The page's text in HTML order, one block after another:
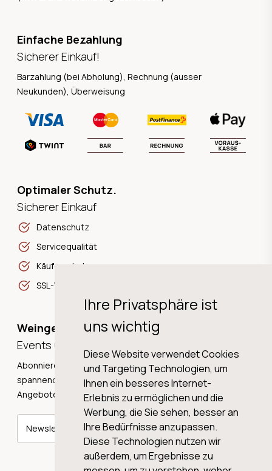
Ihre Privatsphäre ist
uns wichtig
Diese Website verwendet Cookies
und Targeting Technologien, um
Ihnen ein besseres Internet-
Erlebnis zu ermöglichen und die
Werbung, die Sie sehen, besser an
Ihre Bedürfnisse anzupassen.
Diese Technologien nutzen wir
außerdem, um Ergebnisse zu
Einfache Bezahlung
Sicherer Einkauf!
Barzahlung (bei Abholung), Rechnung (ausser
Neukunden), Überweisung
Optimaler Schutz.
Sicherer Einkauf
Datenschutz
Servicequalität
Käuferschutz
SSL-Verschlüsselung
Weingeschichten,
Events und Neuigkeiten!
Abonnieren Sie unseren Newsletter und erhalten Sie
spannende Weingeschichten, Neuigkeiten und tolle
Angebote direkt in Ihre Mailbox.
Newsletter abonnieren